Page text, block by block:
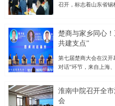
大豫商贸有限公司等企
激发企业家敢闯敢拼
彩篇章，为全区经济高
牧领域十余载，“鼎汇
售网络覆盖黑龙江区域
召开，标志着山东省锡
《关于同意召开山东
议并通过了《山东省锡
（草案）》等重要文
单，并公布了第一届理
础。新当选的会长青
辞中表示，山东省锡林
楚商与家乡同心
共建支点”
第七届楚商大会在汉开
对话”环节，来自上海
建成中部地区崛起重
与管理学院副院长、武
淮南中院召开全
会